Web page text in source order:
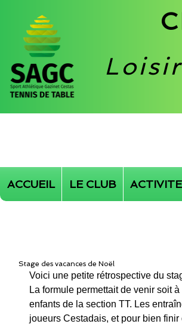
ACCUEIL LE CLUB
Stage des vacances de Noël
Voici une petite rétrospective du
La formule permettait de venir soit
enfants de la section TT. Les
joueurs Cestadais, et pour bien